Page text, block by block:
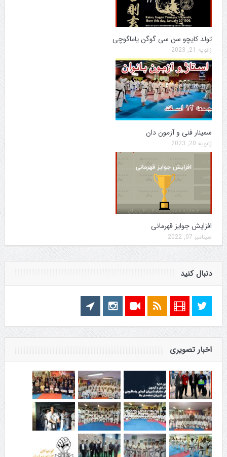
تولد کایچو سن سی گوگن یاماگوچی
ژانویه 21, 2023
سمینار فنی و آزمون دان
ژانویه 20, 2023
افزایش جوایز قهرمانی
سپتامبر 07, 2022
دنبال کنید
اخبار تصویری